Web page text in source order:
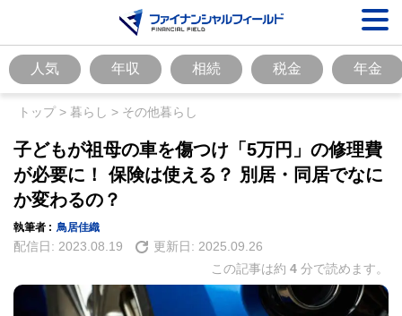
人気 年収 相続 税金 年金
トップ> 暮らし > その他暮らし
子どもが祖母の車を傷つけ「5万円」の修理費
が必要に！ 保険は使える？ 別居・同居でなに
か変わるの？
執筆者 : 鳥居佳織
配信日: 2023.08.19 更新日: 2025.09.26
この記事は約 4 分で読めます。